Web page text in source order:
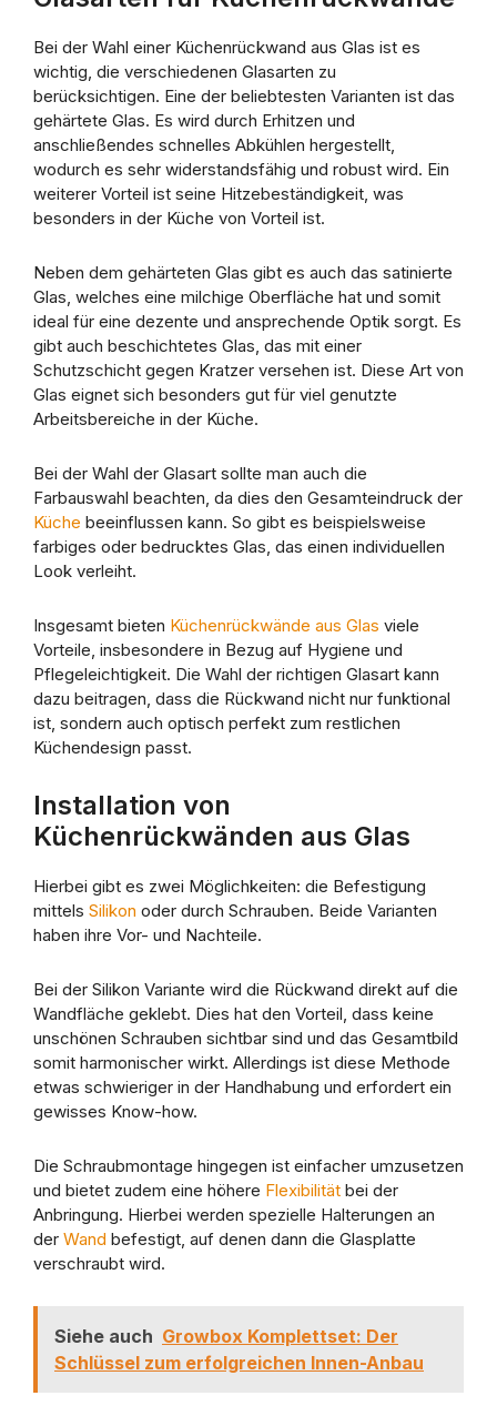
Bei der Wahl einer Küchenrückwand aus Glas ist es
wichtig, die verschiedenen Glasarten zu
berücksichtigen. Eine der beliebtesten Varianten ist das
gehärtete Glas. Es wird durch Erhitzen und
anschließendes schnelles Abkühlen hergestellt,
wodurch es sehr widerstandsfähig und robust wird. Ein
weiterer Vorteil ist seine Hitzebeständigkeit, was
besonders in der Küche von Vorteil ist.
Neben dem gehärteten Glas gibt es auch das satinierte
Glas, welches eine milchige Oberfläche hat und somit
ideal für eine dezente und ansprechende Optik sorgt. Es
gibt auch beschichtetes Glas, das mit einer
Schutzschicht gegen Kratzer versehen ist. Diese Art von
Glas eignet sich besonders gut für viel genutzte
Arbeitsbereiche in der Küche.
Bei der Wahl der Glasart sollte man auch die
Farbauswahl beachten, da dies den Gesamteindruck der
Küche beeinflussen kann. So gibt es beispielsweise
farbiges oder bedrucktes Glas, das einen individuellen
Look verleiht.
Insgesamt bieten Küchenrückwände aus Glas viele
Vorteile, insbesondere in Bezug auf Hygiene und
Pflegeleichtigkeit. Die Wahl der richtigen Glasart kann
dazu beitragen, dass die Rückwand nicht nur funktional
ist, sondern auch optisch perfekt zum restlichen
Küchendesign passt.
Installation von
Küchenrückwänden aus Glas
Hierbei gibt es zwei Möglichkeiten: die Befestigung
mittels Silikon oder durch Schrauben. Beide Varianten
haben ihre Vor- und Nachteile.
Bei der Silikon Variante wird die Rückwand direkt auf die
Wandfläche geklebt. Dies hat den Vorteil, dass keine
unschönen Schrauben sichtbar sind und das Gesamtbild
somit harmonischer wirkt. Allerdings ist diese Methode
etwas schwieriger in der Handhabung und erfordert ein
gewisses Know-how.
Die Schraubmontage hingegen ist einfacher umzusetzen
und bietet zudem eine höhere Flexibilität bei der
Anbringung. Hierbei werden spezielle Halterungen an
der Wand befestigt, auf denen dann die Glasplatte
verschraubt wird.
Siehe auch Growbox Komplettset: Der
Schlüssel zum erfolgreichen Innen-Anbau